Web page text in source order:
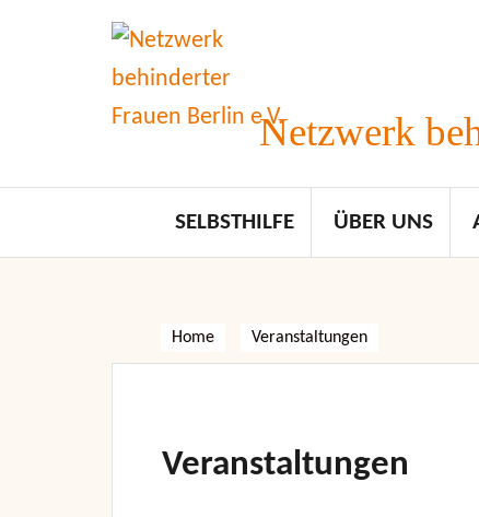
Netzwerk
SELBSTHILFE ÜBER UNS
Home Veranstaltungen
Veranstaltungen